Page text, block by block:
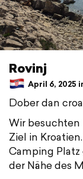
Rovinj
April 6, 2025
Dober dan
Wir besuchten
Ziel in
Camping
der Nähe des